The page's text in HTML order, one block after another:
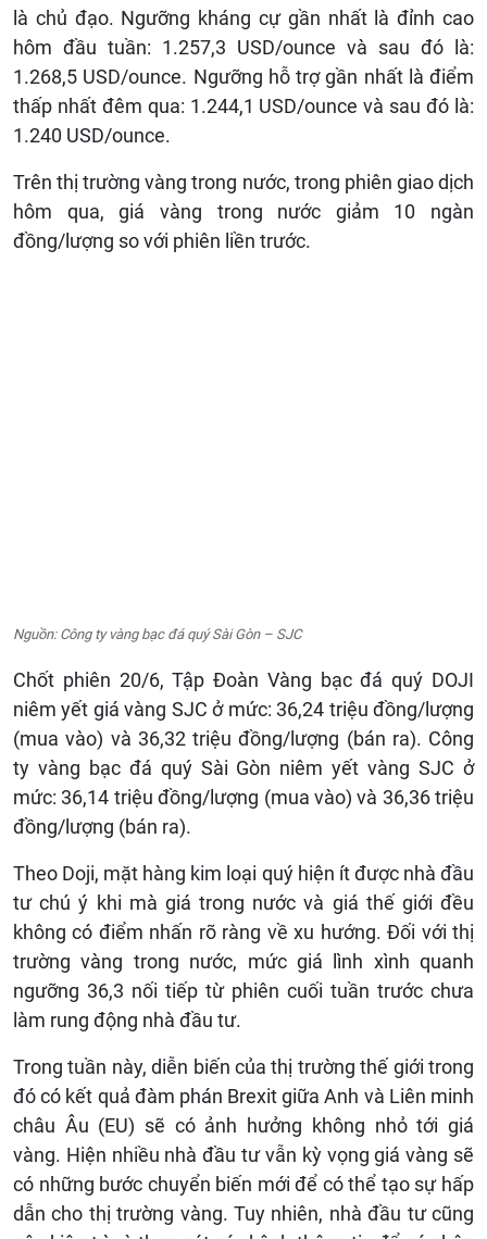
là chủ đạo. Ngưỡng kháng cự gần nhất là đỉnh cao
hôm đầu tuần: 1.257,3 USD/ounce và sau đó là:
1.268,5 USD/ounce. Ngưỡng hỗ trợ gần nhất là điểm
thấp nhất đêm qua: 1.244,1 USD/ounce và sau đó là:
1.240 USD/ounce.
Trên thị trường vàng trong nước, trong phiên giao dịch
hôm qua, giá vàng trong nước giảm 10 ngàn
đồng/lượng so với phiên liền trước.
Nguồn: Công ty vàng bạc đá quý Sài Gòn – SJC
Chốt phiên 20/6, Tập Đoàn Vàng bạc đá quý DOJI
niêm yết giá vàng SJC ở mức: 36,24 triệu đồng/lượng
(mua vào) và 36,32 triệu đồng/lượng (bán ra). Công
ty vàng bạc đá quý Sài Gòn niêm yết vàng SJC ở
mức: 36,14 triệu đồng/lượng (mua vào) và 36,36 triệu
đồng/lượng (bán ra).
Theo Doji, mặt hàng kim loại quý hiện ít được nhà đầu
tư chú ý khi mà giá trong nước và giá thế giới đều
không có điểm nhấn rõ ràng về xu hướng. Đối với thị
trường vàng trong nước, mức giá lình xình quanh
ngưỡng 36,3 nối tiếp từ phiên cuối tuần trước chưa
làm rung động nhà đầu tư.
Trong tuần này, diễn biến của thị trường thế giới trong
đó có kết quả đàm phán Brexit giữa Anh và Liên minh
châu Âu (EU) sẽ có ảnh hưởng không nhỏ tới giá
vàng. Hiện nhiều nhà đầu tư vẫn kỳ vọng giá vàng sẽ
có những bước chuyển biến mới để có thể tạo sự hấp
dẫn cho thị trường vàng. Tuy nhiên, nhà đầu tư cũng